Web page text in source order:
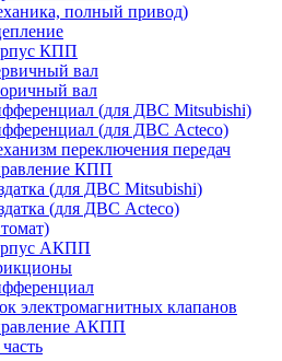
полный привод)
КПП
вал
вал
(для ДВС Mitsubishi)
(для ДВС Acteco)
переключения передач
КПП
(для ДВС Mitsubishi)
(для ДВС Acteco)
АКПП
электромагнитных клапанов
АКПП